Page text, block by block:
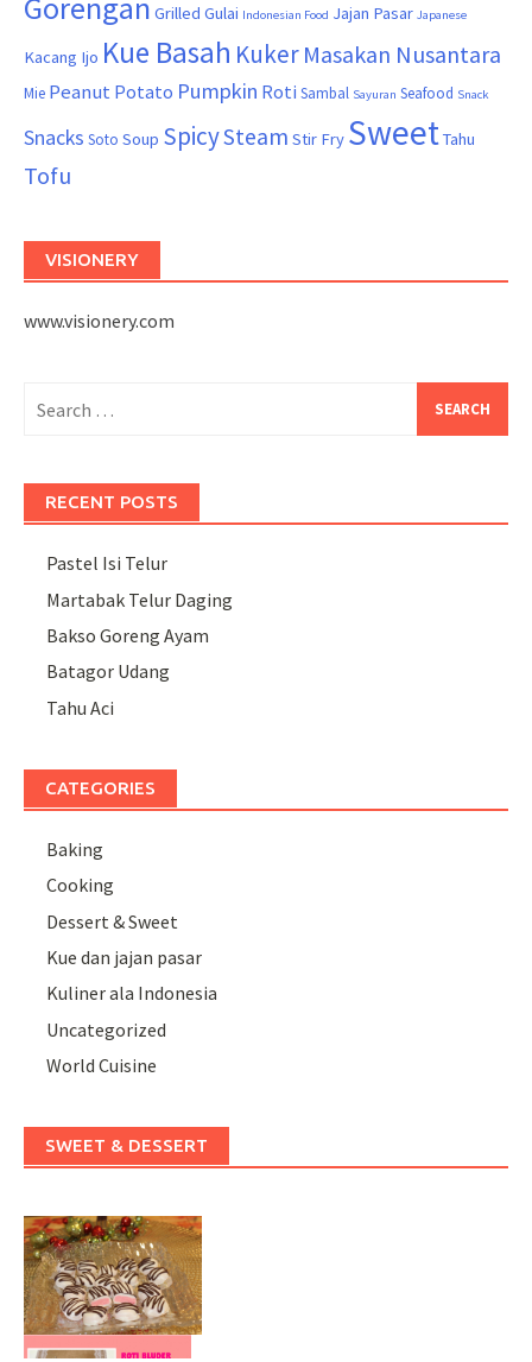
Gorengan Grilled Gulai Indonesian Food Jajan Pasar Japanese
Kacang Ijo Kue Basah Kuker Masakan Nusantara
Mie Peanut Potato Pumpkin Roti Sambal Sayuran Seafood Snack
Snacks Soto Soup SpicySteam Stir Fry SweetTahu
Tofu
VISIONERY
www.visionery.com
for:
RECENT POSTS
Pastel Isi Telur
Martabak Telur Daging
Bakso Goreng Ayam
Batagor Udang
Tahu Aci
CATEGORIES
Baking
Cooking
Dessert & Sweet
Kue dan jajan pasar
Kuliner ala Indonesia
Uncategorized
World Cuisine
SWEET & DESSERT